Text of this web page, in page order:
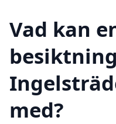
Vad kan
med?